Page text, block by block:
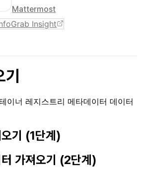
Mattermost
Insight
이너 레지스트리 메타데이터 데이터
기 (1단계)
가져오기 (2단계)